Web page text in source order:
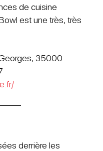
de cuisine
est une très, très
35000
derrière les